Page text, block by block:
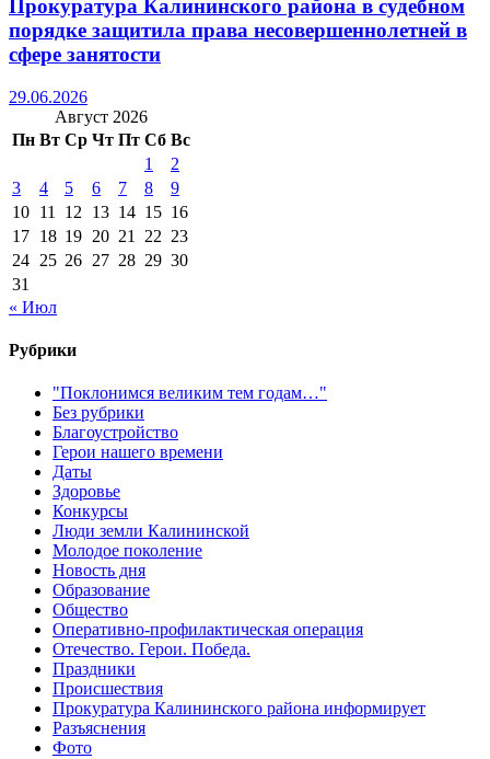
Прокуратура Калининского района в судебном
порядке защитила права несовершеннолетней в
сфере занятости
29.06.2026
Август 2026
Пн Вт Ср Чт Пт Сб Вс
1
2
3
4 5 6 7 8
9
10 11 12 13 14 15 16
17 18 19 20 21 22 23
24 25 26 27 28 29 30
31
« Июл
Рубрики
"Поклонимся великим тем годам…"
Без рубрики
Благоустройство
Герои нашего времени
Даты
Здоровье
Конкурсы
Люди земли Калининской
Молодое поколение
Новость дня
Образование
Общество
Оперативно-профилактическая операция
Отечество. Герои. Победа.
Праздники
Происшествия
Прокуратура Калининского района информирует
Разъяснения
Фото